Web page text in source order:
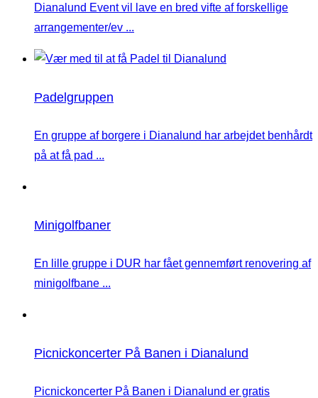
Dianalund Event vil lave en bred vifte af forskellige
arrangementer/ev ...
Padelgruppen
En gruppe af borgere i Dianalund har arbejdet benhårdt
på at få pad ...
Minigolfbaner
En lille gruppe i DUR har fået gennemført renovering af
minigolfbane ...
Picnickoncerter På Banen i Dianalund
Picnickoncerter På Banen i Dianalund er gratis